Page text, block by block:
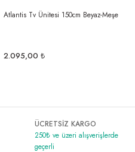
Atlantis Tv Ünitesi 150cm Beyaz-Meşe
2.095,00 ₺
ÜCRETSİZ KARGO
250₺ ve üzeri alışverişlerde
geçerli